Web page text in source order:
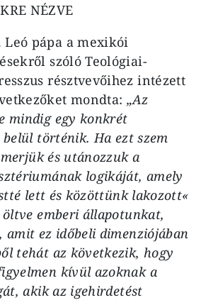
NÉZVE
pápa a mexikói
szóló Teológiai-
résztvevőihez intézett
mondta: „Az
mindig egy konkrét
történik. Ha ezt szem
és utánozzuk a
logikáját, amely
lett és közöttünk lakozott«
öltve emberi állapotunkat,
amit ez időbeli dimenziójában
tehát az következik, hogy
kívül azoknak a
akik az igehirdetést